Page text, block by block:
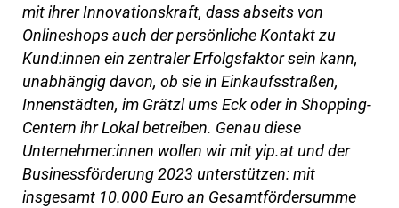
mit ihrer Innovationskraft, dass abseits von
Onlineshops auch der persönliche Kontakt zu
Kund:innen ein zentraler Erfolgsfaktor sein kann,
unabhängig davon, ob sie in Einkaufsstraßen,
Innenstädten, im Grätzl ums Eck oder in Shopping-
Centern ihr Lokal betreiben. Genau diese
Unternehmer:innen wollen wir mit yip.at und der
Businessförderung 2023 unterstützen: mit
insgesamt 10.000 Euro an Gesamtfördersumme